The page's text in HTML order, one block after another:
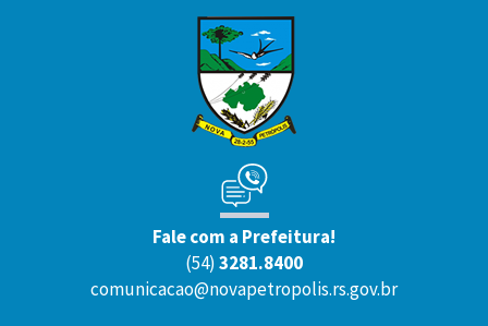
Fale com a Prefeitura!
(54) 3281.8400
comunicacao@novapetropolis.rs.gov.br